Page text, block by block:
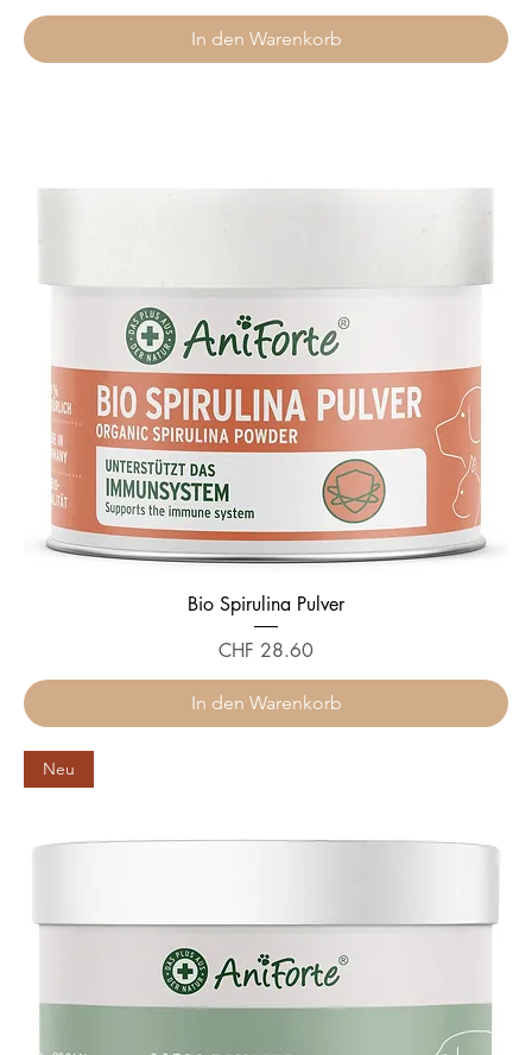
In den Warenkorb
Bio Spirulina Pulver
Preis
CHF 28.60
In den Warenkorb
Neu